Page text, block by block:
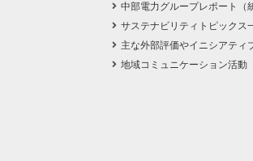
中部電力グループレポート（
サステナビリティトピックス
主な外部評価やイニシアティ
地域コミュニケーション活動